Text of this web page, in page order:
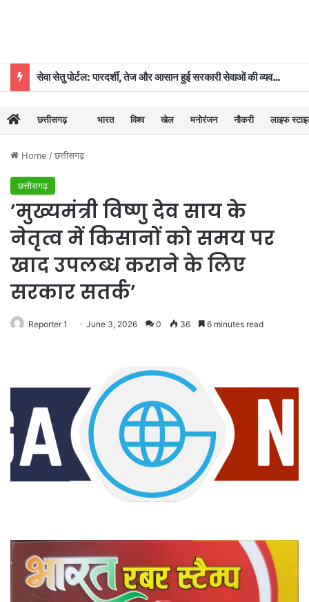
सेवा सेतु पोर्टल: पारदर्शी, तेज और आसान हुई सरकारी सेवाओं की व्यवस्था
छत्तीसगढ़ भारत विश्व खेल मनोरंजन नौकरी लाइफ
Home /छत्तीसगढ़
छत्तीसगढ़
’मुख्यमंत्री विष्णु देव साय के
नेतृत्व में किसानों को समय पर
खाद उपलब्ध कराने के लिए
सरकार सतर्क’
Reporter 1 June 3, 2026 0 36 6 minutes read